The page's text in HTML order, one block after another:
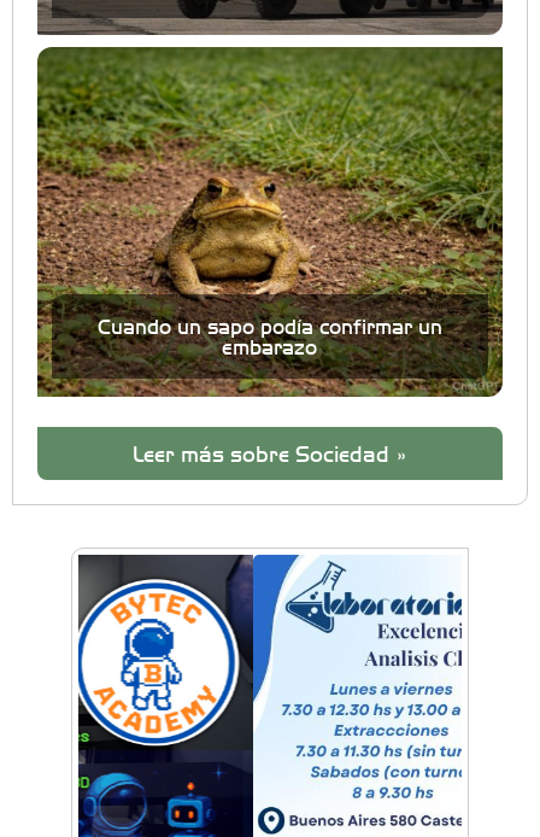
Cuando un sapo podía confirmar un
embarazo
Leer más sobre Sociedad »